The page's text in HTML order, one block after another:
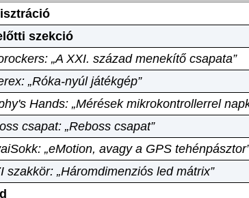
szekció
„A XXI. század menekítő csapata”
„Róka-nyúl játékgép”
Hands: „Mérések mikrokontrollerrel
csapat: „Reboss csapat”
„eMotion, avagy a GPS
szakkör: „Háromdimenziós led mátrix”